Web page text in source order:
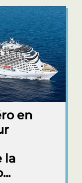
en
la